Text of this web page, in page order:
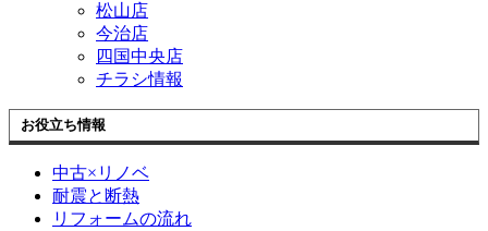
松山店
今治店
四国中央店
チラシ情報
お役立ち情報
中古×リノベ
耐震と断熱
リフォームの流れ